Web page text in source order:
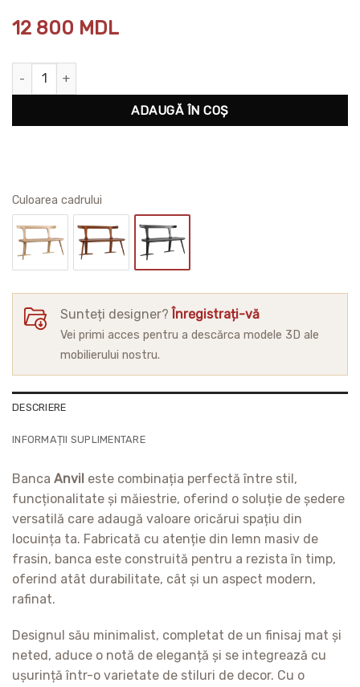
12 800 MDL
Cantitate Bancă Anvil Negru
ADAUGĂ ÎN COȘ
Сuloarea cadrului
Sunteți designer?Înregistrați-vă
Vei primi acces pentru a descărca modele 3D ale
mobilierului nostru.
DESCRIERE
INFORMAȚII SUPLIMENTARE
Banca Anvil este combinația perfectă între stil,
funcționalitate și măiestrie, oferind o soluție de ședere
versatilă care adaugă valoare oricărui spațiu din
locuința ta. Fabricată cu atenție din lemn masiv de
frasin, banca este construită pentru a rezista în timp,
oferind atât durabilitate, cât și un aspect modern,
rafinat.
Designul său minimalist, completat de un finisaj mat și
neted, aduce o notă de eleganță și se integrează cu
ușurință într-o varietate de stiluri de decor. Cu o